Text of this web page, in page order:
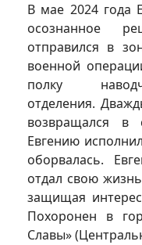
В мае 2024 года
осознанное
отправился в
военной
полку
отделения.
возвращался в
Евгению
оборвалась.
отдал свою
защищая
Похоронен в
Славы»